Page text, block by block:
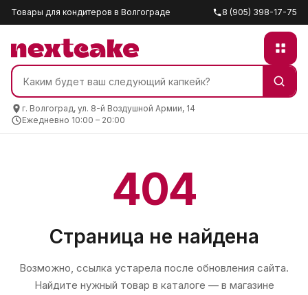
Товары для кондитеров в Волгограде 8 (905) 398-17-75
г. Волгоград, ул. 8-й Воздушной Армии, 14
Ежедневно 10:00 – 20:00
404
Страница не найдена
Возможно, ссылка устарела после обновления сайта.
Найдите нужный товар в каталоге — в магазине